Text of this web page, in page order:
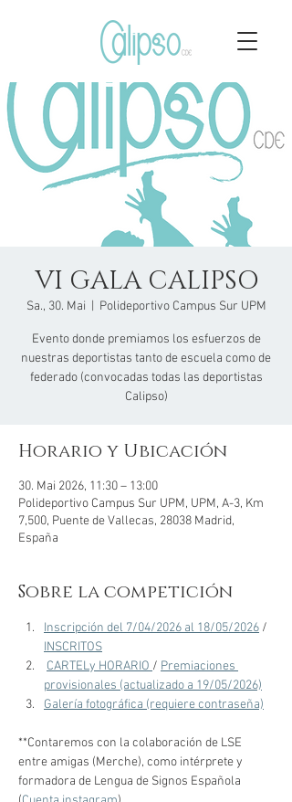
VI GALA CALIPSO
Sa., 30. Mai Polideportivo Campus Sur UPM
Evento donde premiamos los esfuerzos de
nuestras deportistas tanto de escuela como de
federado (convocadas todas las deportistas
Calipso)
Horario y Ubicación
30. Mai 2026, 11:30 – 13:00
Polideportivo Campus Sur UPM, UPM, A-3, Km
7,500, Puente de Vallecas, 28038 Madrid,
España
Sobre la competición
Inscripción del 7/04/2026 al 18/05/2026 /
INSCRITOS
CARTELy HORARIO / Premiaciones
provisionales (actualizado a 19/05/2026)
Galería fotográfica (requiere contraseña)
**Contaremos con la colaboración de LSE
entre amigas (Merche), como intérprete y
formadora de Lengua de Signos Española